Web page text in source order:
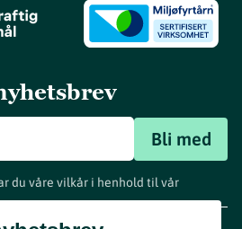
Bli med
du våre vilkår i henhold til vår